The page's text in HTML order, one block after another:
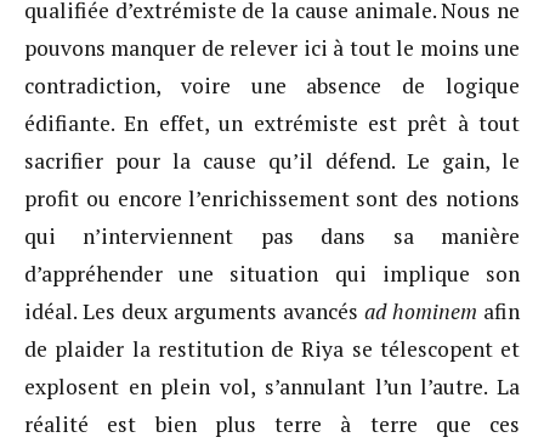
qualifiée d’extrémiste de la cause animale. Nous ne
pouvons manquer de relever ici à tout le moins une
contradiction, voire une absence de logique
édifiante. En effet, un extrémiste est prêt à tout
sacrifier pour la cause qu’il défend. Le gain, le
profit ou encore l’enrichissement sont des notions
qui n’interviennent pas dans sa manière
d’appréhender une situation qui implique son
idéal. Les deux arguments avancés ad hominem afin
de plaider la restitution de Riya se télescopent et
explosent en plein vol, s’annulant l’un l’autre. La
réalité est bien plus terre à terre que ces